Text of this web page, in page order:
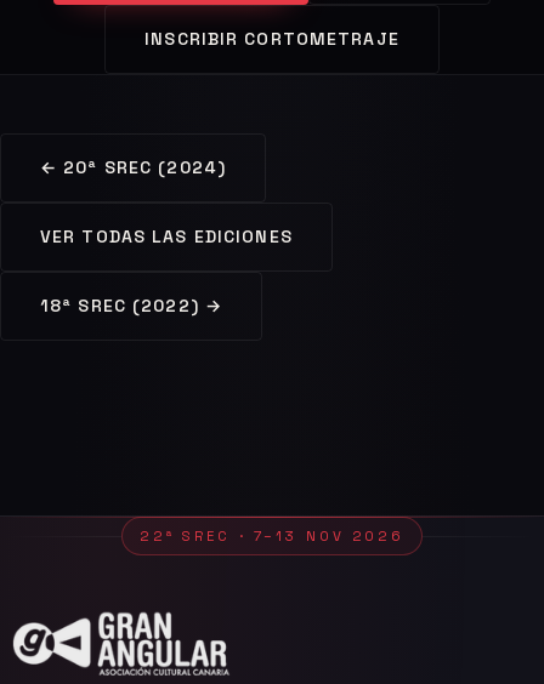
INSCRIBIR CORTOMETRAJE
← 20ª SREC (2024)
VER TODAS LAS EDICIONES
18ª SREC (2022) →
22ª SREC · 7–13 NOV 2026